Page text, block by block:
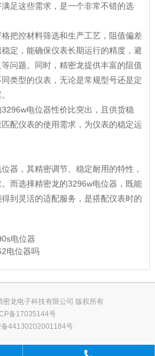
足这些需求，是一个非常不错的选
把控材料筛选和生产工艺，阻值偏差
定，能确保仪表长期运行的精度，避
问题。同时，精密龙提供丰富的阻值
类型的仪表，无论是常规型号还是定
电位器性价比突出，且供货稳
配仪表的使用需求，为仪表的稳定运
器，其精密调节、稳定耐用的特性，
而选择精密龙的3296w电位器，既能
到灵活的适配服务，是搭配仪表时的
电位器
电位器吗
龙电子科技有限公司 版权所有
备17035144号
备44130202001184号